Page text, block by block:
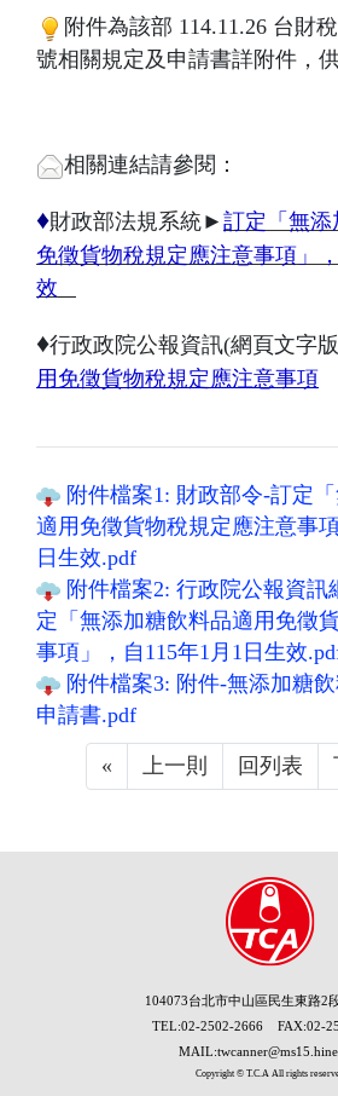
附件為該部 114.11.26 台財
號相關規定及申請書詳附件，供
相關連結請參閱：
♦財政部法規系統► 訂定「無添
免徵貨物稅規定應注意事項」
效
♦行政政院公報資訊(網頁文字
用免徵貨物稅規定應注意事項
附件檔案1: 財政部令-訂定
適用免徵貨物稅規定應注意事
日生效.pdf
附件檔案2: 行政院公報資訊
定「無添加糖飲料品適用免徵
事項」，自115年1月1日生效
附件檔案3: 附件-無添加糖
申請書.pdf
« Previous
上一則 回列表
104073台北市中山區民生東路2
TEL:02-2502-2666 FAX:02-
Copyright © T.C.A All rights